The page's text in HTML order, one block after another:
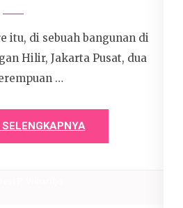
itu, di sebuah bangunan di
Hilir, Jakarta Pusat, dua
…